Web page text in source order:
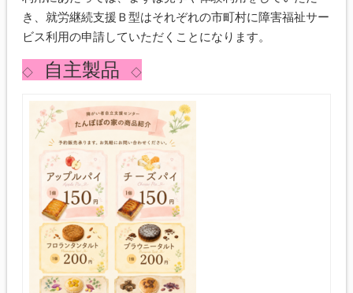
き、就労継続支援Ｂ型はそれぞれの市町村に障害福祉サー
ビス利用の申請していただくことになります。
◇ 自主製品 ◇